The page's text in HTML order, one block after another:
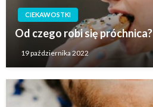
CIEKAWOSTKI
Od czego robi się próchnica?
19 października 2022